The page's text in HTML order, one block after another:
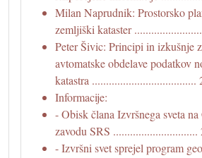
Milan Naprudnik: Prostorsko
zemljiški kataster
Peter Šivic: Principi in izkušnje
avtomatske obdelave podatkov
katastra .....................................
Informacije:
- Obisk člana Izvršnega sveta
zavodu SRS ..............................
- Izvršni svet sprejel program